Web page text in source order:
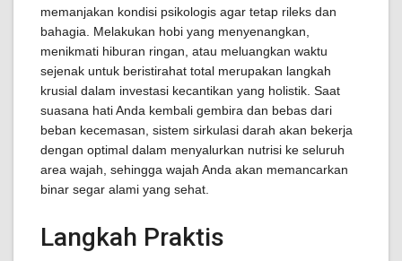
memanjakan kondisi psikologis agar tetap rileks dan
bahagia. Melakukan hobi yang menyenangkan,
menikmati hiburan ringan, atau meluangkan waktu
sejenak untuk beristirahat total merupakan langkah
krusial dalam investasi kecantikan yang holistik. Saat
suasana hati Anda kembali gembira dan bebas dari
beban kecemasan, sistem sirkulasi darah akan bekerja
dengan optimal dalam menyalurkan nutrisi ke seluruh
area wajah, sehingga wajah Anda akan memancarkan
binar segar alami yang sehat.
Langkah Praktis